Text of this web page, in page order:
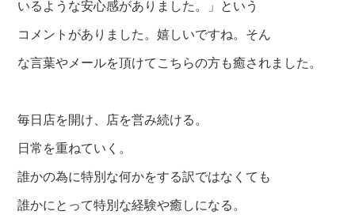
いるような安心感がありました。」という
コメントがありました。嬉しいですね。そん
な言葉やメールを頂けてこちらの方も癒されました。
毎日店を開け、店を営み続ける。
日常を重ねていく。
誰かの為に特別な何かをする訳ではなくても
誰かにとって特別な経験や癒しになる。